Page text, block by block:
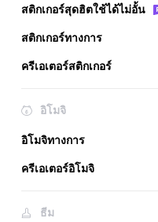
สติกเกอร์สุดฮิตใช้ได้ไม่อั้น
สติกเกอร์ทางการ
ครีเอเตอร์สติกเกอร์
อิโมจิ
อิโมจิทางการ
ครีเอเตอร์อิโมจิ
ธีม